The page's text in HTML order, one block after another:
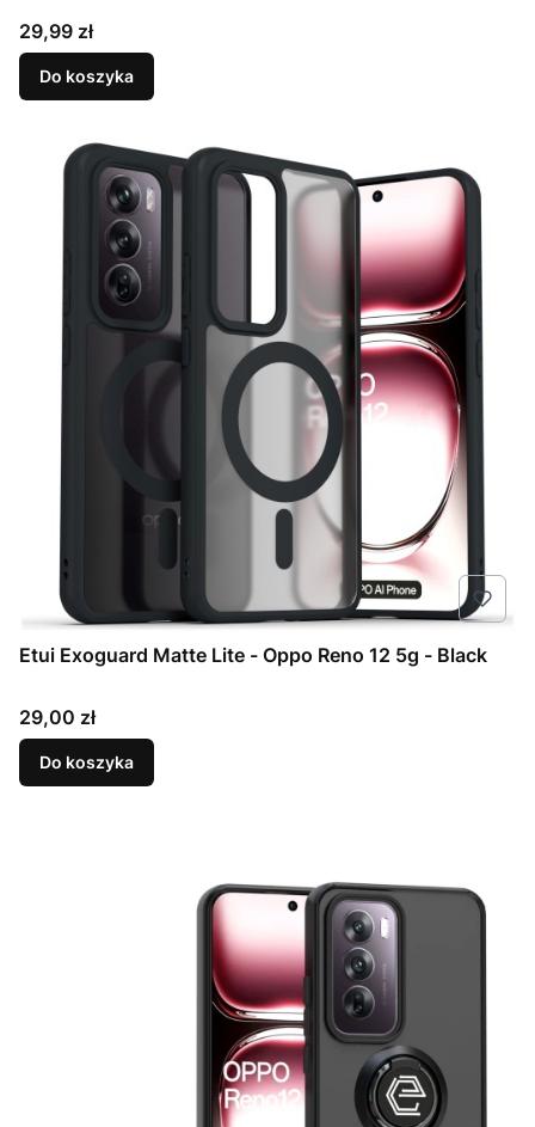
Cena
29,99 zł
Do koszyka
Etui Exoguard Matte Lite - Oppo Reno 12 5g - Black
Cena
29,00 zł
Do koszyka